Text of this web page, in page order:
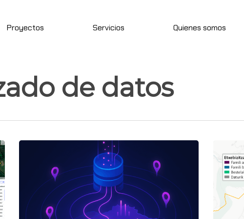
Proyectos Servicios Quienes somos
de datos